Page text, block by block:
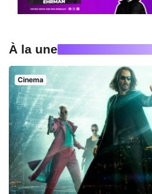
À la une
Cinema